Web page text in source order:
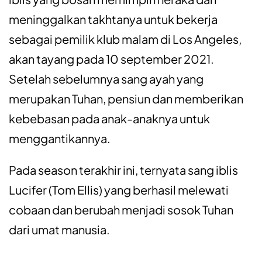
meninggalkan takhtanya untuk bekerja
sebagai pemilik klub malam di Los Angeles,
akan tayang pada 10 september 2021.
Setelah sebelumnya sang ayah yang
merupakan Tuhan, pensiun dan memberikan
kebebasan pada anak-anaknya untuk
menggantikannya.
Pada season terakhir ini, ternyata sang iblis
Lucifer (Tom Ellis) yang berhasil melewati
cobaan dan berubah menjadi sosok Tuhan
dari umat manusia.